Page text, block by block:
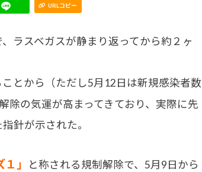
URLコピー
ラスベガスが静まり返ってから約２ヶ
とから（ただし5月12日は新規感染者数
除の気運が高まってきており、実際に先
針が示された。
」 と称される規制解除で、5月9日から